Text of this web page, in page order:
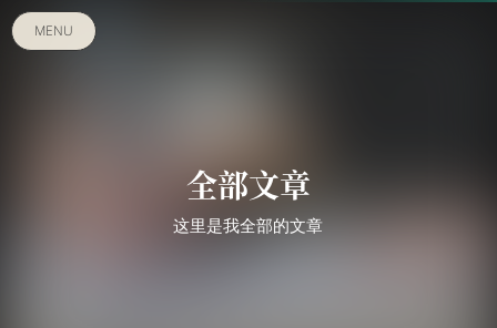
MENU
全部文章
这里是我全部的文章